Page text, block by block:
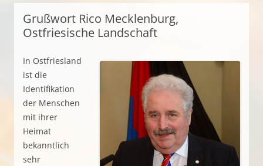
Grußwort Rico Mecklenburg,
Ostfriesische Landschaft
In Ostfriesland
ist die
Identifikation
der Menschen
mit ihrer
Heimat
bekanntlich
sehr